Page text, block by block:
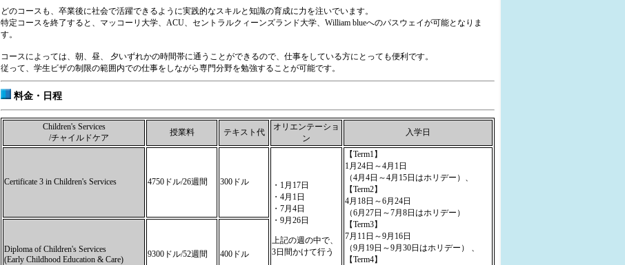
どのコースも、卒業後に社会で活躍できるように実践的なスキルと知識の育成に力を注いでいます。
特定コースを終了すると、マッコーリ大学、ACU、セントラルクィーンズランド大学、William blueへのパスウェイが可能となりま
す。
コースによっては、朝、昼、 夕いずれかの時間帯に通うことができるので、仕事をしている方にとっても便利です。
従って、学生ビザの制限の範囲内での仕事をしながら専門分野を勉強することが可能です。
料金・日程
Children's Services
/チャイルドケア
授業料 テキスト代
オリエンテーショ
ン
入学日
Certificate 3 in Children's Services 4750ドル/26週間 300ドル
・1月17日
・4月1日
・7月4日
・9月26日
上記の週の中で、
3日間かけて行う
【Term1】
1月24日～4月1日
（4月4日～4月15日はホリデー）、
【Term2】
4月18日～6月24日
（6月27日～7月8日はホリデー）
【Term3】
7月11日～9月16日
（9月19日～9月30日はホリデー） 、
【Term4】
Diploma of Children's Services
(Early Childhood Education & Care)
9300ドル/52週間 400ドル